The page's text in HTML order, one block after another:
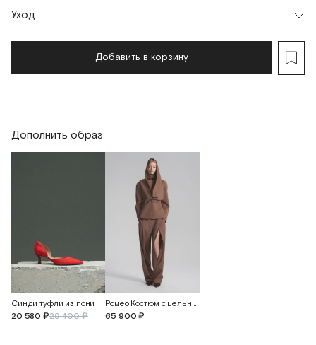
Уход
Добавить в корзину
Дополнить образ
Синди туфли из пони
20 580 ₽29 400 ₽
Ромео Костюм с цельнокроеным шарфом и брюками
65 900 ₽